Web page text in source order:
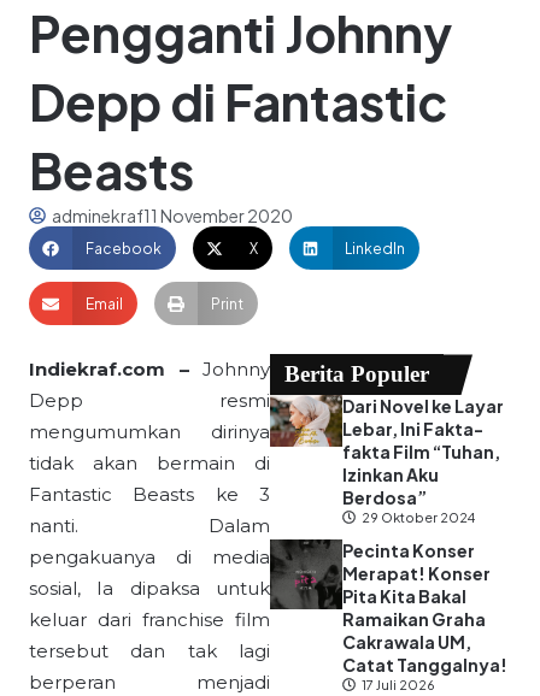
Pengganti Johnny
Depp di Fantastic
Beasts
adminekraf11 November 2020
Facebook X LinkedIn
Email Print
Indiekraf.com –Johnny
Depp resmi
mengumumkan dirinya
tidak akan bermain di
Fantastic Beasts ke 3
nanti. Dalam
pengakuanya di media
sosial, Ia dipaksa untuk
keluar dari franchise film
tersebut dan tak lagi
berperan menjadi
Berita Populer
Dari Novel ke Layar
Lebar, Ini Fakta-
fakta Film “Tuhan,
Izinkan Aku
Berdosa”
29 Oktober 2024
Pecinta Konser
Merapat! Konser
Pita Kita Bakal
Ramaikan Graha
Cakrawala UM,
Catat Tanggalnya!
17 Juli 2026